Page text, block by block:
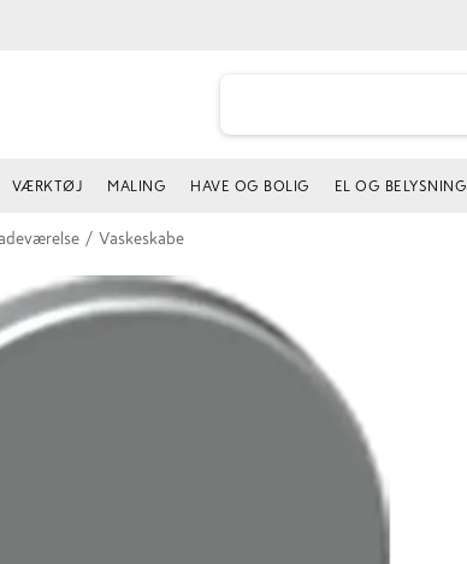
VÆRKTØJ MALING HAVE OG BOLIG EL OG BELYSNING
/ Vaskeskabe